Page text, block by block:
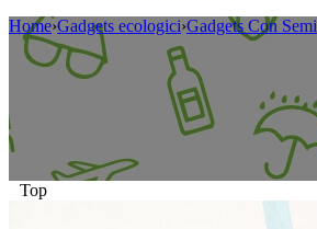
Home›Gadgets ecologici›Gadgets Con Semi
Top